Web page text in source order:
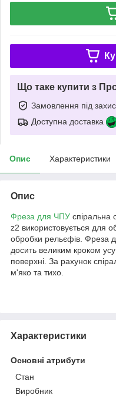
Що таке купити з
Замовлення під
Доступна доставка
Опис Характеристики
Опис
Фреза для ЧПУ
z2 використовується для
обробки рельєфів. Фреза
досить великим кроком
поверхні. За рахунок
м'яко та тихо.
Характеристики
Основні атрибути
Стан
Виробник